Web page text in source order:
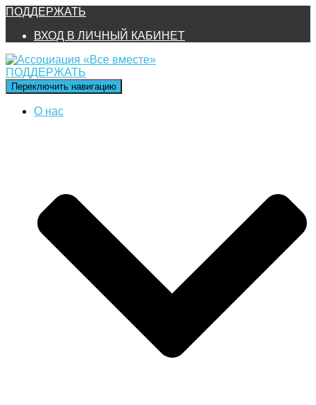
ПОДДЕРЖАТЬ
ВХОД В ЛИЧНЫЙ КАБИНЕТ
ПОДДЕРЖАТЬ
Переключить навигацию
О нас